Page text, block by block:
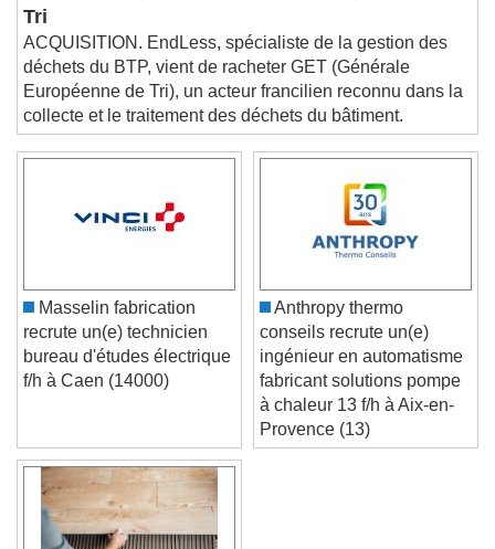
Picture-in-Picture
This is a modal window.
Beginning of dialog window. Escape will cancel
and close the window.
Text
Text Background
Color Opacity
Font Size
Font Family
EndLess acquiert la Générale Européenne de
Tri
ACQUISITION. EndLess, spécialiste de la gestion des
déchets du BTP, vient de racheter GET (Générale
Européenne de Tri), un acteur francilien reconnu dans la
collecte et le traitement des déchets du bâtiment.
Masselin fabrication
recrute un(e) technicien
bureau d'études électrique
Anthropy thermo
conseils recrute un(e)
ingénieur en automatisme
fabricant solutions pompe
à chaleur 13 f/h à Aix-en-
Provence (13)